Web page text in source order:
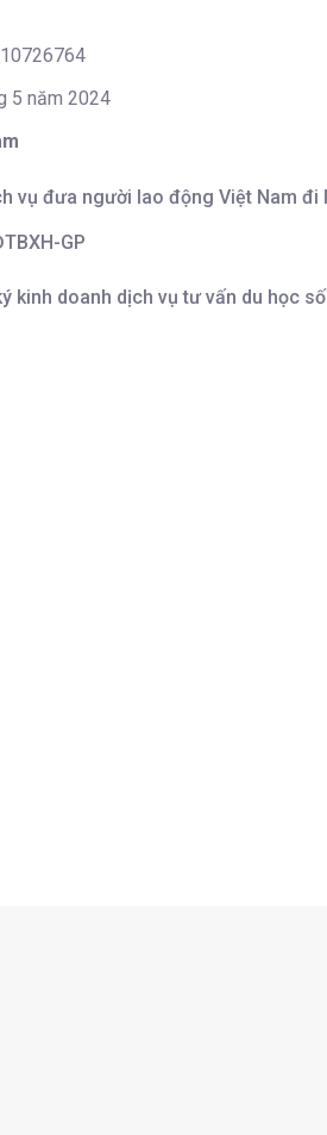
5 năm 2024
vụ đưa người lao động Việt Nam đi
GP
kinh doanh dịch vụ tư vấn du học số